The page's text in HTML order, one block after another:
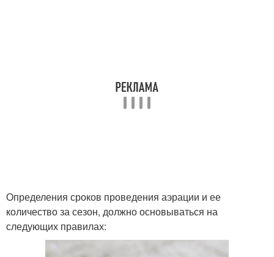
Определения сроков проведения аэрации и ее
количество за сезон, должно основываться на
следующих правилах: